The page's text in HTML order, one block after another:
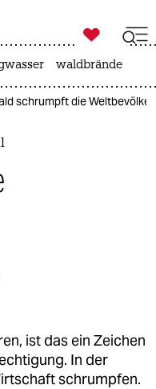

taz zahl ich
waldbrände
schrumpft die
ist das ein Zeichen
In der
schrumpfen.